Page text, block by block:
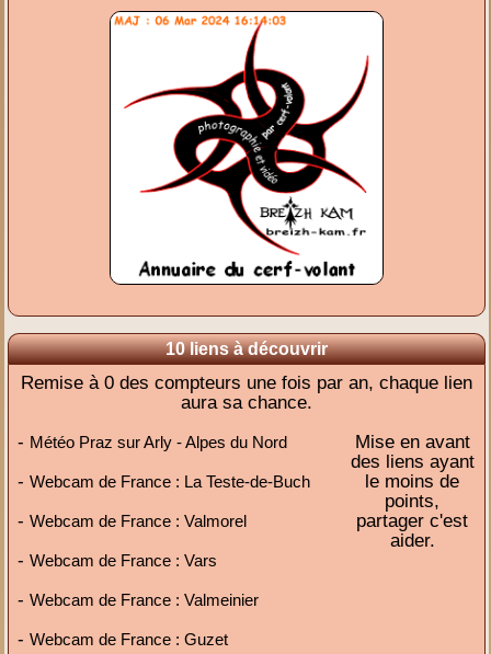
10 liens à découvrir
Remise à 0 des compteurs une fois par an, chaque lien
aura sa chance.
- Météo Praz sur Arly - Alpes du Nord
-Webcam de France : La Teste-de-Buch
-Webcam de France : Valmorel
-Webcam de France : Vars
-Webcam de France : Valmeinier
-Webcam de France : Guzet
Mise en avant
des liens ayant
le moins de
points,
partager c'est
aider.